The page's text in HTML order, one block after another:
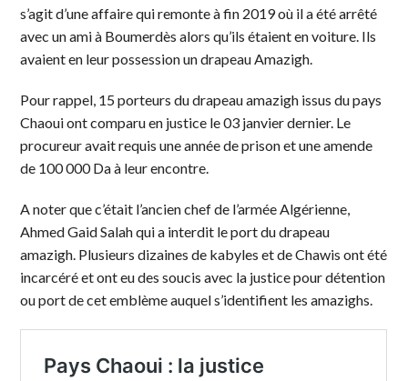
s’agit d’une affaire qui remonte à fin 2019 où il a été arrêté
avec un ami à Boumerdès alors qu’ils étaient en voiture. Ils
avaient en leur possession un drapeau Amazigh.
Pour rappel, 15 porteurs du drapeau amazigh issus du pays
Chaoui ont comparu en justice le 03 janvier dernier. Le
procureur avait requis une année de prison et une amende
de 100 000 Da à leur encontre.
A noter que c’était l’ancien chef de l’armée Algérienne,
Ahmed Gaid Salah qui a interdit le port du drapeau
amazigh. Plusieurs dizaines de kabyles et de Chawis ont été
incarcéré et ont eu des soucis avec la justice pour détention
ou port de cet emblème auquel s’identifient les amazighs.